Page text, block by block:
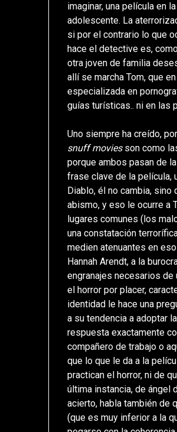
imaginar, una película en
adolescente. La
si por el contrario lo que
hace el detective es,
otra joven de familia
allí se marcha Tom, que
especializada en
guías turísticas.. ni en las
Uno siempre ha creído,
snuff moviesson como
porque ambos pasan de
frase clave de la película,
Diablo, él no cambia, sino
abismo, y eso le ocurre a
lugares comunes (los
una constatación
medien atenuantes en
Hannah Arendt, a la
engranajes necesarios
el horror por placer,
identidad le hace una
a su tendencia a adoptar
respuesta exactamente
compañero de trabajo o
que lo que le da a la
practican el horror, ni de
última instancia, de ángel
acierto, habla también de
(que es muy inferior a la